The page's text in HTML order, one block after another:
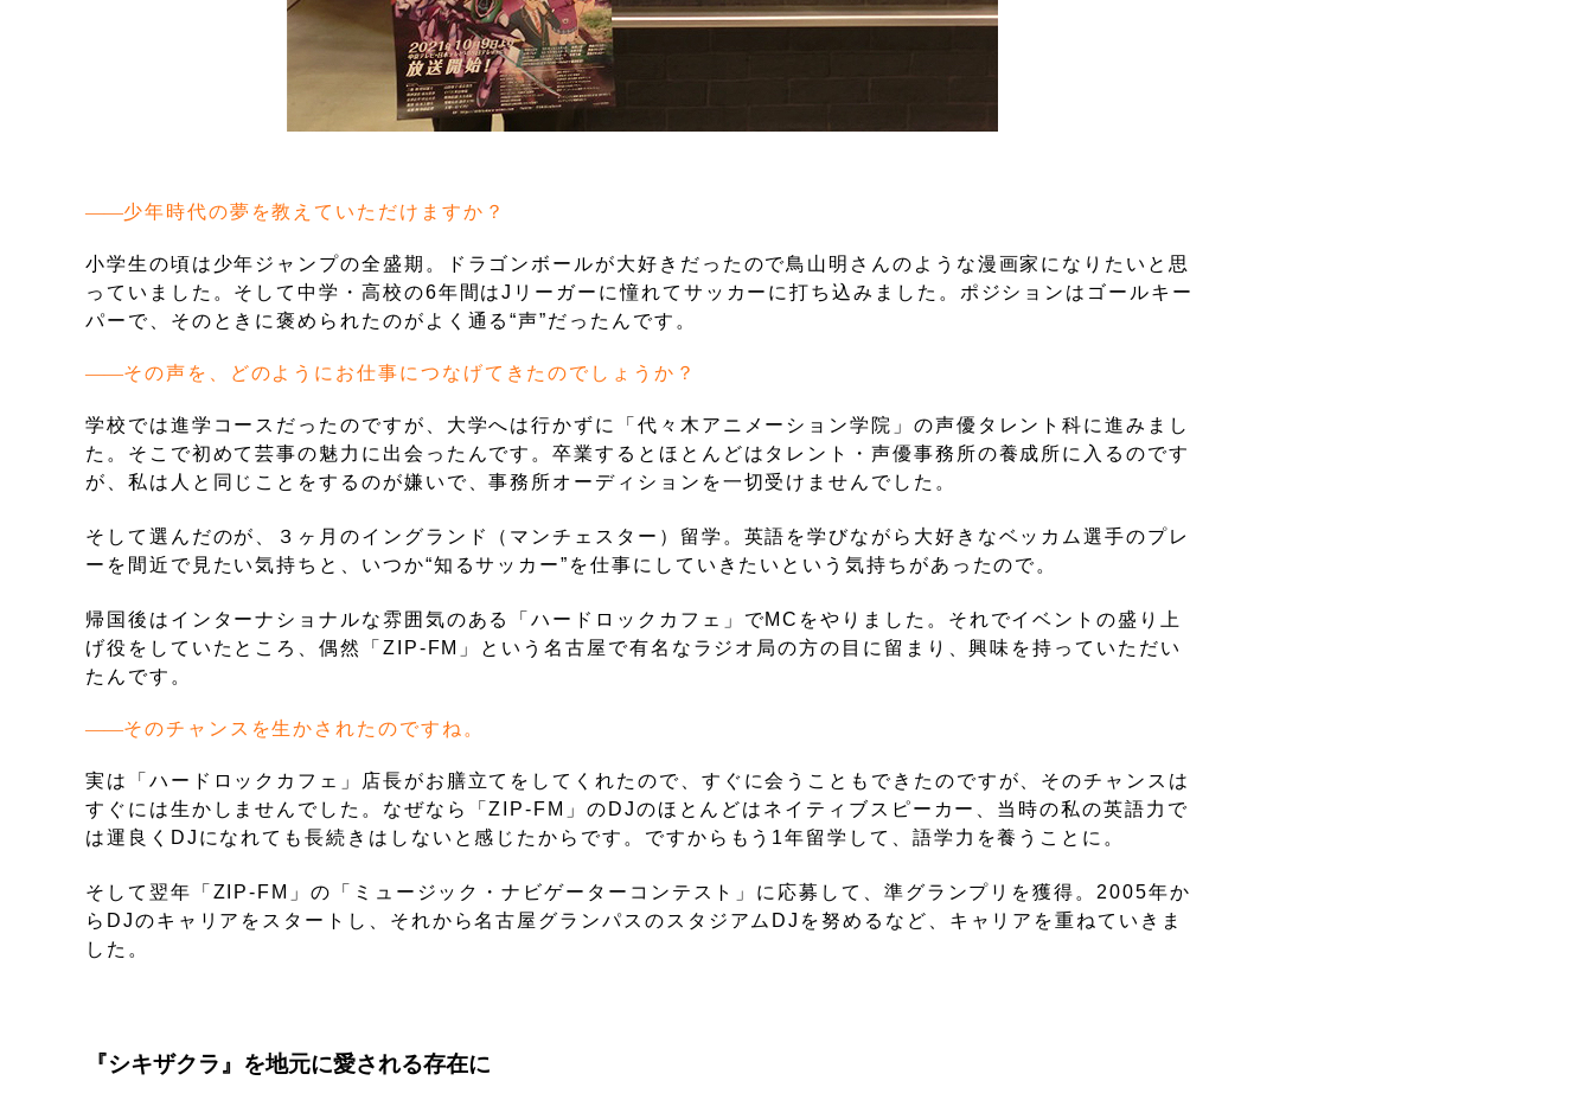
少年時代の夢を教えていただけますか？
小学生の頃は少年ジャンプの全盛期。ドラゴンボールが大好きだったので鳥山明さんのような漫画家になりたいと思
っていました。そして中学・高校の6年間はJリーガーに憧れてサッカーに打ち込みました。ポジションはゴールキー
パーで、そのときに褒められたのがよく通る“声”だったんです。
その声を、どのようにお仕事につなげてきたのでしょうか？
学校では進学コースだったのですが、大学へは行かずに「代々木アニメーション学院」の声優タレント科に進みまし
た。そこで初めて芸事の魅力に出会ったんです。卒業するとほとんどはタレント・声優事務所の養成所に入るのです
が、私は人と同じことをするのが嫌いで、事務所オーディションを一切受けませんでした。
そして選んだのが、３ヶ月のイングランド（マンチェスター）留学。英語を学びながら大好きなベッカム選手のプレ
ーを間近で見たい気持ちと、いつか“知るサッカー”を仕事にしていきたいという気持ちがあったので。
帰国後はインターナショナルな雰囲気のある「ハードロックカフェ」でMCをやりました。それでイベントの盛り上
げ役をしていたところ、偶然「ZIP-FM」という名古屋で有名なラジオ局の方の目に留まり、興味を持っていただい
たんです。
そのチャンスを生かされたのですね。
実は「ハードロックカフェ」店長がお膳立てをしてくれたので、すぐに会うこともできたのですが、そのチャンスは
すぐには生かしませんでした。なぜなら「ZIP-FM」のDJのほとんどはネイティブスピーカー、当時の私の英語力で
は運良くDJになれても長続きはしないと感じたからです。ですからもう1年留学して、語学力を養うことに。
そして翌年「ZIP-FM」の「ミュージック・ナビゲーターコンテスト」に応募して、準グランプリを獲得。2005年か
らDJのキャリアをスタートし、それから名古屋グランパスのスタジアムDJを努めるなど、キャリアを重ねていきま
した。
『シキザクラ』を地元に愛される存在に